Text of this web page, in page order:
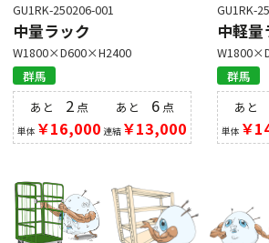
GU1RK-250206-001
中量ラック
W1800×D600×H2400
群馬
あと 2 点
単体 ￥16,000
あと 6点
連結￥13,000
GU1RK-
中軽量
群馬
あと
単体 ￥